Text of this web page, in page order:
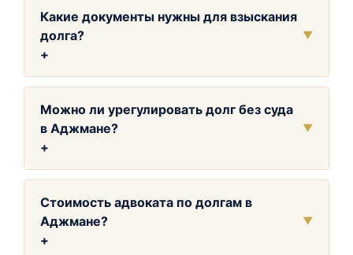
Какие документы нужны для взыскания
долга?
+
▼
Можно ли урегулировать долг без суда
в Аджмане?
+
▼
Стоимость адвоката по долгам в
Аджмане?
+
▼